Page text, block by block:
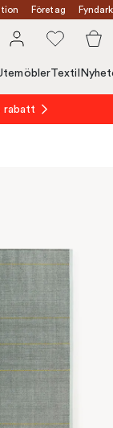
Företag
Textil
rabatt